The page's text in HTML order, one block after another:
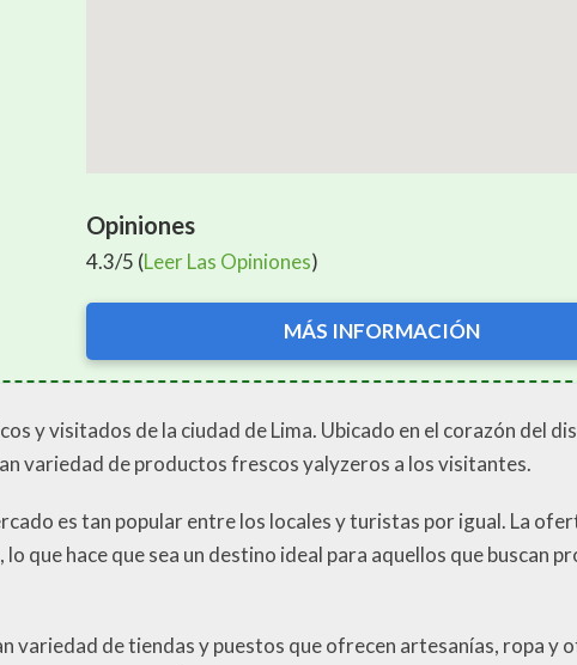
Opiniones
4.3/5 (Leer Las Opiniones)
MÁS INFORMACIÓN
y visitados de la ciudad de Lima. Ubicado en el corazón del
variedad de productos frescos yalyzeros a los visitantes.
es tan popular entre los locales y turistas por igual. La
que hace que sea un destino ideal para aquellos que buscan
variedad de tiendas y puestos que ofrecen artesanías, ropa y